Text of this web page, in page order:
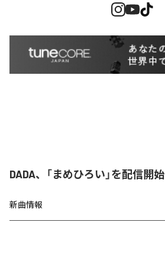
DADA、「まめひろい」を配信開始
新曲情報